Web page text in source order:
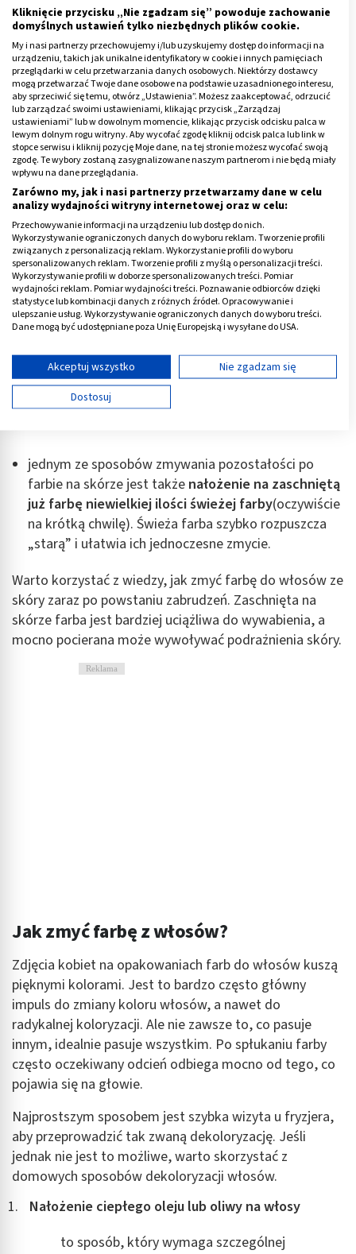
podobnie działająpłyny do demakijażu;
pozostawiony na skórze nasączony takim płynem
wacik kosmetyczny usuwa zabarwienia po farbie i
działa tak samo, jak na makijaż czy tusz do rzęs;
warto pozostawiać na plamach płyny do usuwania
makijażu wodoodpornego, a wtedy ich działanie jest
jeszcze bardziej skuteczne,
warto też delikatnie
zabrudzone miejscai łagodnie je pocierać;
kilkakrotne przetarcie zabarwionych miejsc pomaga
w usuwaniu zabrudzeń,
można także myć zabarwione miejsceciepłą wodą z
mydłem, najlepiej antybakteryjnym lub nałożyć
odrobinę mydła, delikatnie pocierając nim skórę,
kilkakrotnie czynność powtarzając,
jeśli inne metody zawiodły można
wykorzystaćpopiół z papierosów; trzeba tylko
wymieszać popiół z olejkiem i taką miksturą
jednym ze sposobów zmywania pozostałości po
farbie na skórze jest także nałożenie na zaschniętą
już farbę niewielkiej ilości świeżej farby(oczywiście
na krótką chwilę). Świeża farba szybko rozpuszcza
„starą” i ułatwia ich jednoczesne zmycie.
Warto korzystać z wiedzy, jak zmyć farbę do włosów ze
skóry zaraz po powstaniu zabrudzeń. Zaschnięta na
skórze farba jest bardziej uciążliwa do wywabienia, a
mocno pocierana może wywoływać podrażnienia skóry.
Reklama
Jak zmyć farbę z włosów?
Zdjęcia kobiet na opakowaniach farb do włosów kuszą
pięknymi kolorami. Jest to bardzo często główny
impuls do zmiany koloru włosów, a nawet do
radykalnej koloryzacji. Ale nie zawsze to, co pasuje
innym, idealnie pasuje wszystkim. Po spłukaniu farby
często oczekiwany odcień odbiega mocno od tego, co
pojawia się na głowie.
Najprostszym sposobem jest szybka wizyta u fryzjera,
aby przeprowadzić tak zwaną dekoloryzację. Jeśli
jednak nie jest to możliwe, warto skorzystać z
domowych sposobów dekoloryzacji włosów.
Nałożenie ciepłego oleju lub oliwy na włosy
to sposób, który wymaga szczególnej
Kliknięcie przycisku „Nie zgadzam się” powoduje zachowanie
domyślnych ustawień tylko niezbędnych plików cookie.
My i nasi partnerzy przechowujemy i/lub uzyskujemy dostęp do informacji na
urządzeniu, takich jak unikalne identyfikatory w cookie i innych pamięciach
przeglądarki w celu przetwarzania danych osobowych. Niektórzy dostawcy
mogą przetwarzać Twoje dane osobowe na podstawie uzasadnionego interesu,
aby sprzeciwić się temu, otwórz „Ustawienia”. Możesz zaakceptować, odrzucić
lub zarządzać swoimi ustawieniami, klikając przycisk „Zarządzaj
ustawieniami” lub w dowolnym momencie, klikając przycisk odcisku palca w
lewym dolnym rogu witryny. Aby wycofać zgodę kliknij odcisk palca lub link w
stopce serwisu i kliknij pozycję Moje dane, na tej stronie możesz wycofać swoją
zgodę. Te wybory zostaną zasygnalizowane naszym partnerom i nie będą miały
wpływu na dane przeglądania.
Zarówno my, jak i nasi partnerzy przetwarzamy dane w celu
analizy wydajności witryny internetowej oraz w celu:
Przechowywanie informacji na urządzeniu lub dostęp do nich.
Wykorzystywanie ograniczonych danych do wyboru reklam. Tworzenie profili
związanych z personalizacją reklam. Wykorzystanie profili do wyboru
spersonalizowanych reklam. Tworzenie profili z myślą o personalizacji treści.
Wykorzystywanie profili w doborze spersonalizowanych treści. Pomiar
wydajności reklam. Pomiar wydajności treści. Poznawanie odbiorców dzięki
statystyce lub kombinacji danych z różnych źródeł. Opracowywanie i
ulepszanie usług. Wykorzystywanie ograniczonych danych do wyboru treści.
Dane mogą być udostępniane poza Unię Europejską i wysyłane do USA.
Wyświetl listę partnerów (11 dostawców IAB)
Używamy Twoich danych w następujących celach:
Cele przetwarzania IAB:
Wykorzystywanie ograniczonych danych do
wyboru reklam
Tworzenie profili w celu spersonalizowanych
reklam
spersonalizowanych reklam
Tworzenie profili w celu personalizacji treści
Wykorzystywanie profili w celu doboru
spersonalizowanych treści
Identyfikowanie urządzeń na podstawie
Cele przetwarzania inne niż IAB:
Niezbędne
Wydajność (Performance)
Reklama / śledzenie
Akceptuj wszystko
Nie zgadzam się
Dostosuj